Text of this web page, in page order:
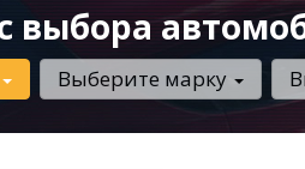
выбора
Выберите марку